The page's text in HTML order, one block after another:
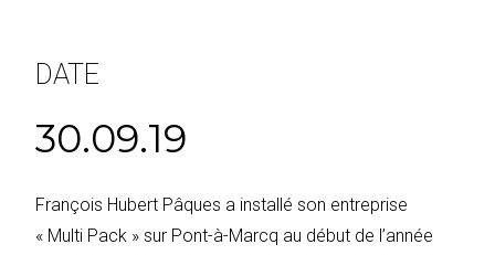
DATE
30.09.19
François Hubert Pâques a installé son entreprise
« Multi Pack » sur Pont-à-Marcq au début de l’année